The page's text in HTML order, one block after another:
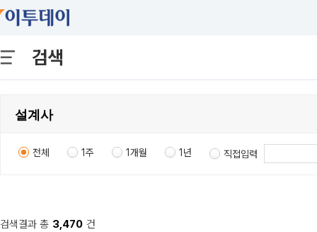
검색
전체 1주 1개월 1년 직접입력
검색결과 총 3,470 건